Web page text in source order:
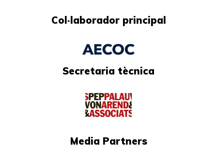
Col·laborador principal
Secretaria tècnica
Media Partners